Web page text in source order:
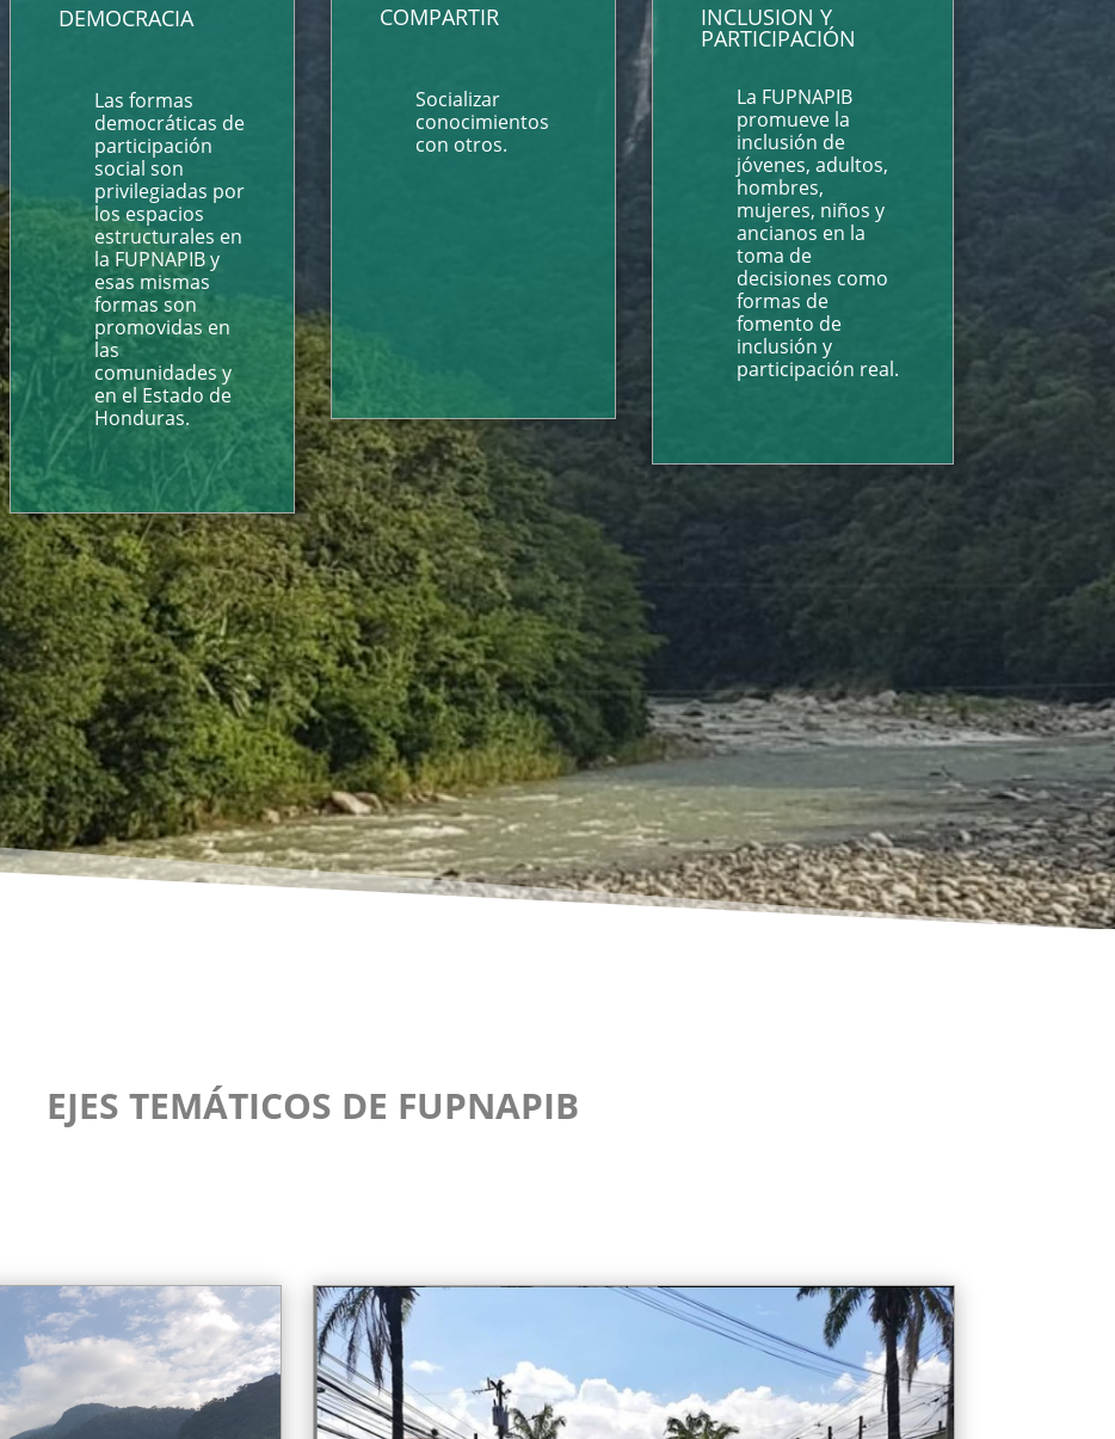
DEMOCRACIA
Las formas
democráticas de
participación
social son
privilegiadas por
los espacios
estructurales en
la FUPNAPIB y
esas mismas
formas son
promovidas en
las
comunidades y
en el Estado de
Honduras.
COMPARTIR
Socializar
conocimientos
con otros.
INCLUSION Y
PARTICIPACIÓN
La FUPNAPIB
promueve la
inclusión de
jóvenes, adultos,
hombres,
mujeres, niños y
ancianos en la
toma de
decisiones como
formas de
fomento de
inclusión y
participación real.
EJES TEMÁTICOS DE FUPNAPIB